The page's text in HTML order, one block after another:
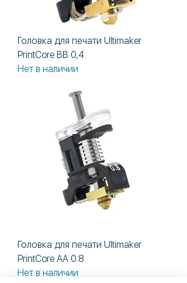
Головка для печати Ultimaker
PrintCore ВВ 0,4
Нет в наличии
Головка для печати Ultimaker
PrintCore AA 0.8
Нет в наличии